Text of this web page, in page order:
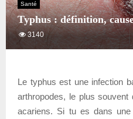
Santé
Typhus : définition,
3140
Le typhus est une infection
arthropodes, le plus
acariens. Si tu es dans